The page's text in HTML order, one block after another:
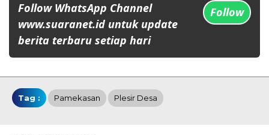
Follow WhatsApp Channel
www.suaranet.id untuk update
berita terbaru setiap hari
Follow
Tag : Pamekasan Plesir Desa